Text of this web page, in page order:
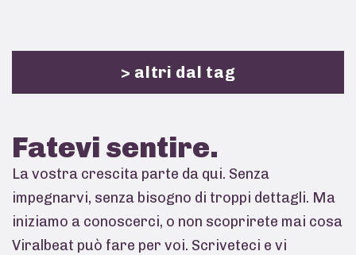
> altri dal tag
Fatevi sentire.
La vostra crescita parte da qui. Senza
impegnarvi, senza bisogno di troppi dettagli. Ma
iniziamo a conoscerci, o non scoprirete mai cosa
Viralbeat può fare per voi. Scriveteci e vi